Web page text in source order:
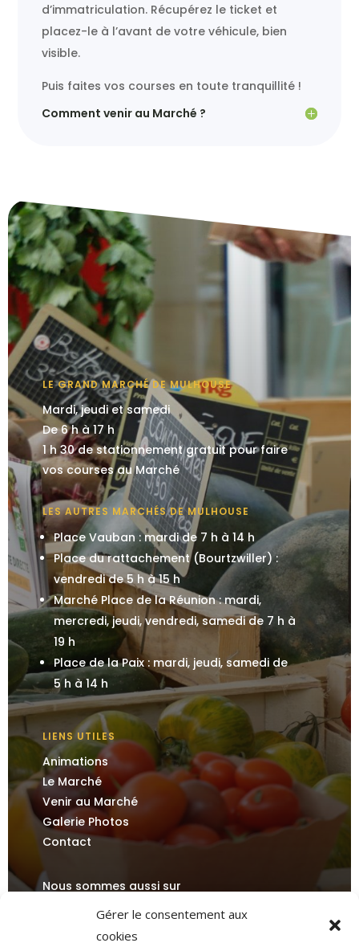
Gérer le consentement aux
cookies
d’immatriculation. Récupérez le ticket et
placez-le à l’avant de votre véhicule, bien
visible.
Puis faites vos courses en toute tranquillité !
Comment venir au Marché ?
LE GRAND MARCHÉ DE MULHOUSE
Mardi, jeudi et samedi
De 6 h à 17 h
1 h 30 de stationnement gratuit pour faire
vos courses au Marché
LES AUTRES MARCHÉS DE MULHOUSE
Place Vauban : mardi de 7 h à 14 h
Place du rattachement (Bourtzwiller) :
vendredi de 5 h à 15 h
Marché Place de la Réunion : mardi,
mercredi, jeudi, vendredi, samedi de 7 h à
19 h
Place de la Paix : mardi, jeudi, samedi de
5 h à 14 h
LIENS UTILES
Animations
Le Marché
Venir au Marché
Galerie Photos
Contact
Nous sommes aussi sur